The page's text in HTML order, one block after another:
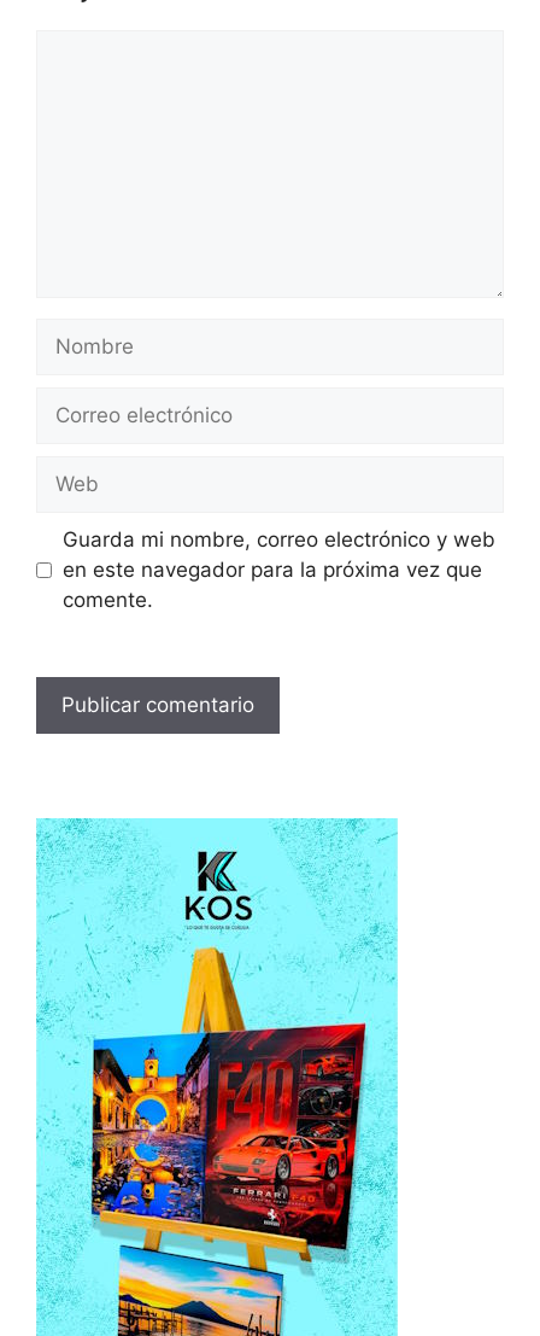
Nombre
Correo
Web
Guarda mi nombre, correo electrónico y web
en este navegador para la próxima vez que
comente.